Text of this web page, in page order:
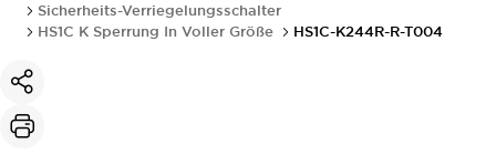
Sicherheits-Verriegelungsschalter
HS1C K Sperrung In Voller Größe
HS1C-K244R-R-T004